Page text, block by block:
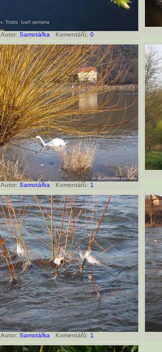
Autor: Samotářka Komentářů: 0
Autor: Samotářka Komentářů: 1
Autor: Samotářka Komentářů: 1